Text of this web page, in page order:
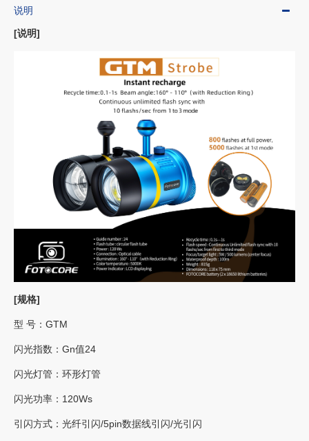
说明
[说明]
[规格]
型 号：GTM
闪光指数：Gn值24
闪光灯管：环形灯管
闪光功率：120Ws
引闪⽅式：光纤引闪/5pin数据线引闪/光引闪